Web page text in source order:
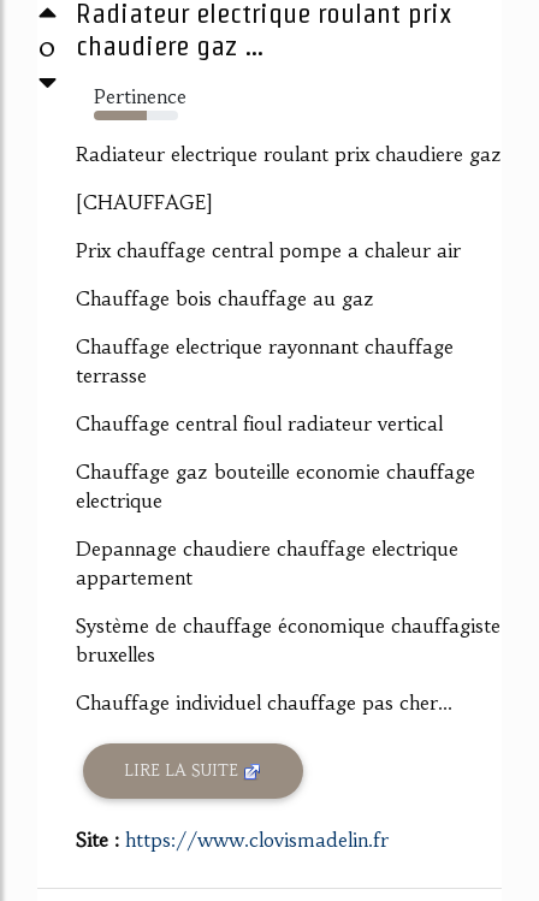
0
Radiateur electrique roulant prix
chaudiere gaz ...
Pertinence
63%
Radiateur electrique roulant prix chaudiere gaz
[CHAUFFAGE]
Prix chauffage central pompe a chaleur air
Chauffage bois chauffage au gaz
Chauffage electrique rayonnant chauffage
terrasse
Chauffage central fioul radiateur vertical
Chauffage gaz bouteille economie chauffage
electrique
Depannage chaudiere chauffage electrique
appartement
Système de chauffage économique chauffagiste
bruxelles
Chauffage individuel chauffage pas cher...
LIRE LA SUITE
Site : https://www.clovismadelin.fr